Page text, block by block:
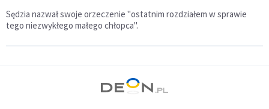
Sędzia nazwał swoje orzeczenie "ostatnim rozdziałem w sprawie
tego niezwykłego małego chłopca".